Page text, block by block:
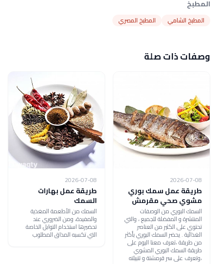
المطبخ
المطبخ الشامي المطبخ المصري
وصفات ذات صلة
2026-07-08
طريقة عمل سمك بوري
مشوي صحي مقرمش
السمك البوري من الوصفات
المنتشرة و المفضلة للجميع ، والتي
تحتوي على الكثير من العناصر
الغذائية . يحضر السمك البوري بأكثر
من طريقة ،تعرف معنا اليوم على
طريقة السمك البوري المشوي
،وتعرف على سر قرمشتة و تتبيلته
2026-07-08
طريقة عمل بهارات
السمك
السمك من الأطعمة المغذية
والمفيدة، ومن الضروري عند
تحضيرها استخدام التوابل الخاصة
التي تكسبه المذاق المطلوب